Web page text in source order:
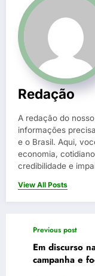
Redação
A redação do
informações
e o Brasil. Aqui,
economia,
credibilidade e
View All Posts
Previous post
Em discurso
campanha e